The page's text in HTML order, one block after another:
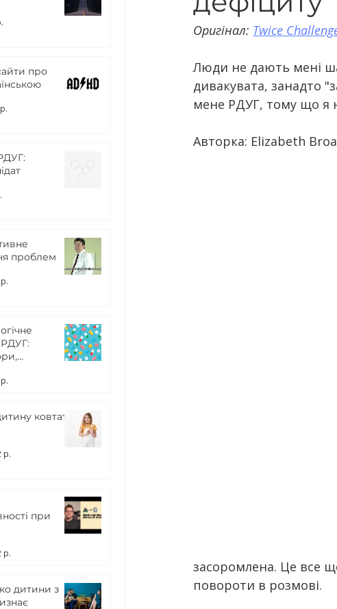
про
проблем
РДУГ:
ковтати
р.
при
р.
дитини з
Оригінал: Twice
Люди не дають мені
дивакувата, занадто
мене РДУГ, тому що я
Авторка: Elizabeth
засоромлена. Це все
повороти в розмові.